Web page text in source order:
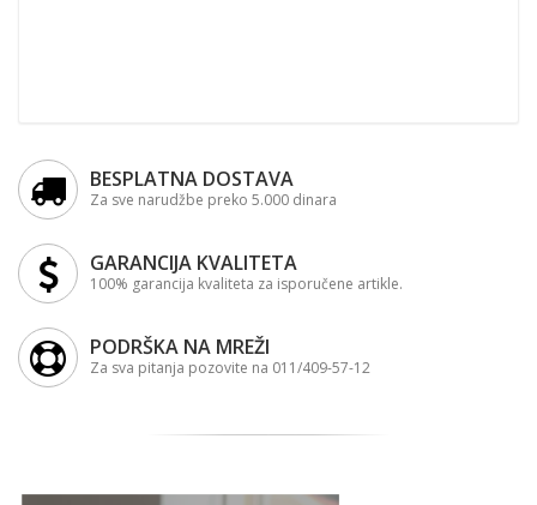
BESPLATNA DOSTAVA
Za sve narudžbe preko 5.000 dinara
GARANCIJA KVALITETA
100% garancija kvaliteta za isporučene artikle.
PODRŠKA NA MREŽI
Za sva pitanja pozovite na 011/409-57-12